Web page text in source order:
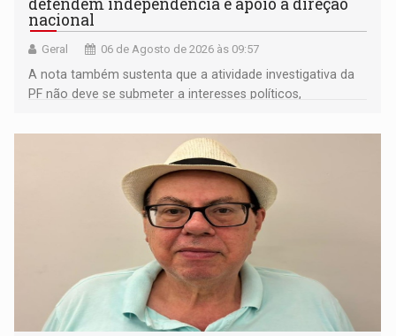
nacional
Geral 06 de Agosto de 2026 às 09:57
A nota também sustenta que a atividade investigativa da
PF não deve se submeter a interesses políticos,